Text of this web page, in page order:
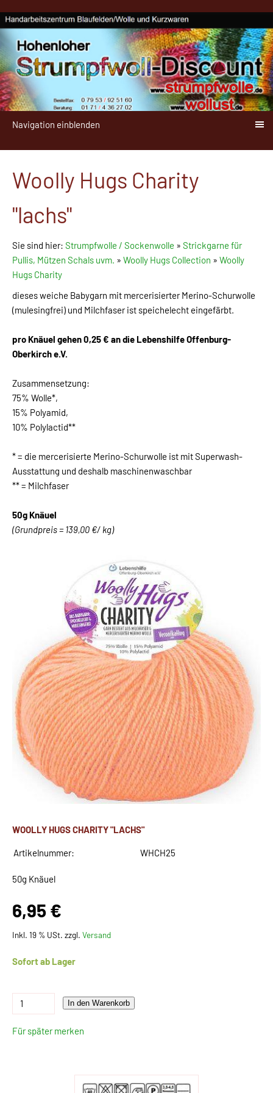
Navigation einblenden
Woolly Hugs Charity
"lachs"
Sie sind hier: Strumpfwolle / Sockenwolle » Strickgarne für
Pullis, Mützen Schals uvm. » Woolly Hugs Collection » Woolly
Hugs Charity
dieses weiche Babygarn mit mercerisierter Merino-Schurwolle
(mulesingfrei) und Milchfaser ist speichelecht eingefärbt.
pro Knäuel gehen 0,25 € an die Lebenshilfe Offenburg-
Oberkirch e.V.
Zusammensetzung:
75% Wolle*,
15% Polyamid,
10% Polylactid**
* = die mercerisierte Merino-Schurwolle ist mit Superwash-
Ausstattung und deshalb maschinenwaschbar
** = Milchfaser
50g Knäuel
(Grundpreis = 139,00 €/ kg)
WOOLLY HUGS CHARITY "LACHS"
Artikelnummer: WHCH25
50g Knäuel
6,95 €
Inkl. 19 % USt. zzgl. Versand
Sofort ab Lager
In den Warenkorb
Für später merken